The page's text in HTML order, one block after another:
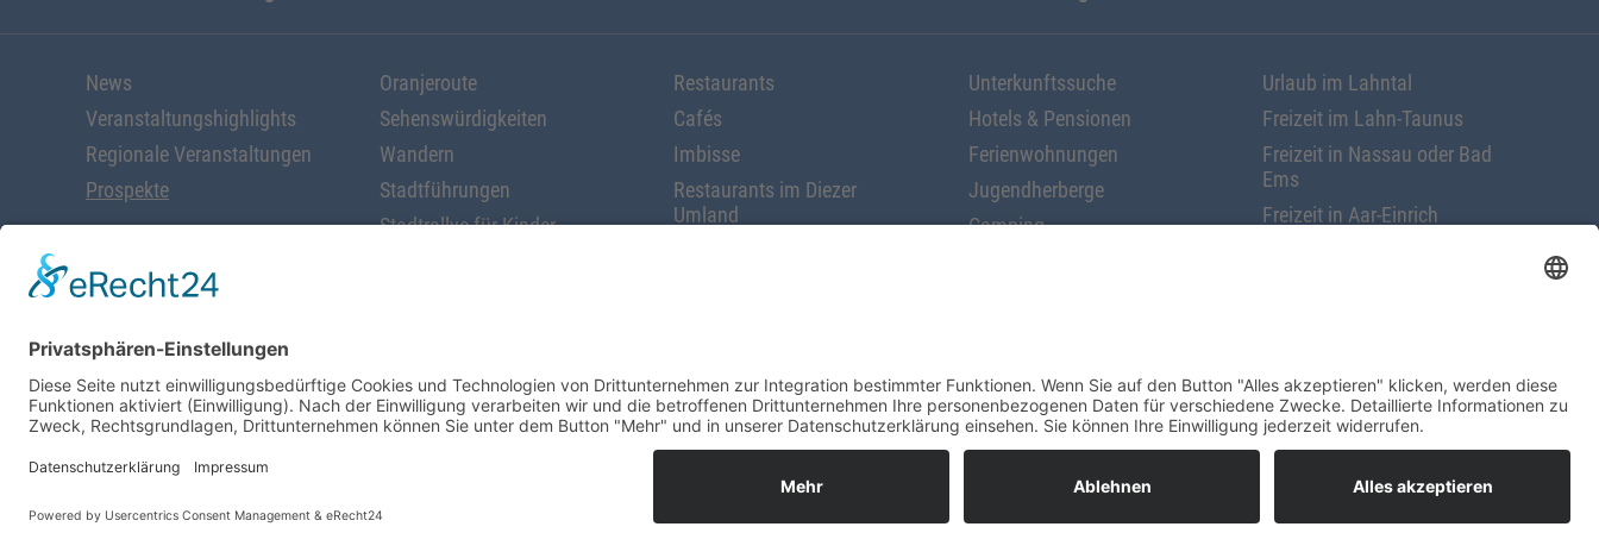
News
Veranstaltungshighlights
Regionale Veranstaltungen
Prospekte
Oranjeroute
Sehenswürdigkeiten
Wandern
Stadtführungen
Stadtrallye für Kinder
Restaurants
Cafés
Imbisse
Restaurants im Diezer
Umland
Unterkunftssuche
Hotels & Pensionen
Ferienwohnungen
Jugendherberge
Camping
Urlaub im Lahntal
Freizeit im Lahn-Taunus
Freizeit in Nassau oder Bad
Ems
Freizeit in Aar-Einrich
Startseite Datenschutzerklärung Social-Media-Datenschutz Impressum